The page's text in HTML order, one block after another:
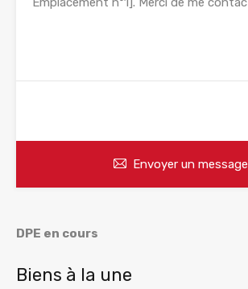
Envoyer un message
DPE en cours
Biens à la une